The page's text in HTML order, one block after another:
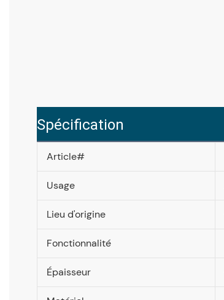
Spécification
Article#
Usage
Lieu d'origine
Fonctionnalité
Épaisseur